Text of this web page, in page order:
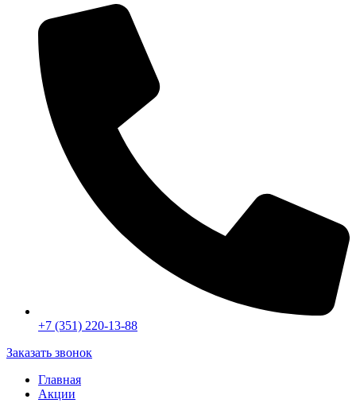
+7 (351) 220-13-88
Заказать звонок
Главная
Акции